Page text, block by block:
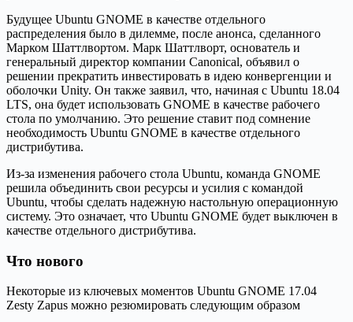
Будущее Ubuntu GNOME в качестве отдельного
распределения было в дилемме, после анонса, сделанного
Марком Шаттлвортом. Марк Шаттлворт, основатель и
генеральный директор компании Canonical, объявил о
решении прекратить инвестировать в идею конвергенции и
оболочки Unity. Он также заявил, что, начиная с Ubuntu 18.04
LTS, она будет использовать GNOME в качестве рабочего
стола по умолчанию. Это решение ставит под сомнение
необходимость Ubuntu GNOME в качестве отдельного
дистрибутива.
Из-за изменения рабочего стола Ubuntu, команда GNOME
решила объединить свои ресурсы и усилия с командой
Ubuntu, чтобы сделать надежную настольную операционную
систему. Это означает, что Ubuntu GNOME будет выключен в
качестве отдельного дистрибутива.
Что нового
Некоторые из ключевых моментов Ubuntu GNOME 17.04
Zesty Zapus можно резюмировать следующим образом